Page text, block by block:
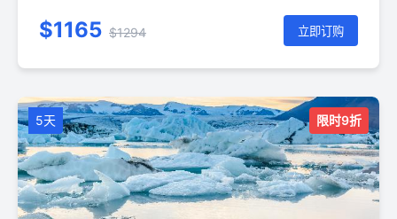
$1165 $1294 立即订购
5天 限时9折